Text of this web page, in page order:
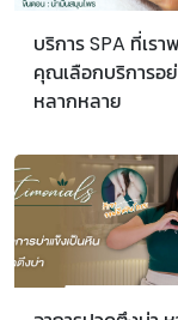
บริการ SPA ที่เรา
คุณเลือกบริการอ
หลากหลาย